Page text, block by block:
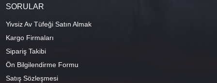
SORULAR
Yivsiz Av Tüfeği Satın Almak
Kargo Firmaları
Sipariş Takibi
Ön Bilgilendirme Formu
Satış Sözleşmesi